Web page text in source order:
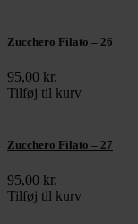
Zucchero Filato – 26
95,00 kr.
Tilføj til kurv
Zucchero Filato – 27
95,00 kr.
Tilføj til kurv